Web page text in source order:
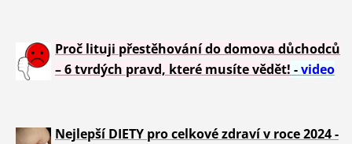
Proč lituji přestěhování do domova důchodců
– 6 tvrdých pravd, které musíte vědět! -video
Nejlepší DIETY pro celkové zdraví v roce 2024 -